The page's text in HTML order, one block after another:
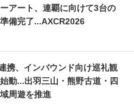
アート、連覇に向けて3台の
準備完了...AXCR2026
携、インバウンド向け巡礼観
動...出羽三山・熊野古道・四
周遊を推進